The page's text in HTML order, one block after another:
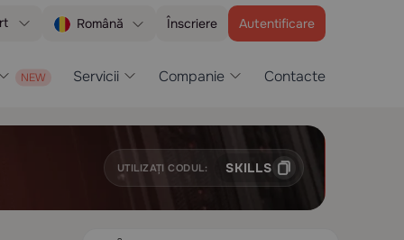
Română Înscriere Autentificare
Servicii Companie Contacte
UTILIZAȚI CODUL: SKILLS